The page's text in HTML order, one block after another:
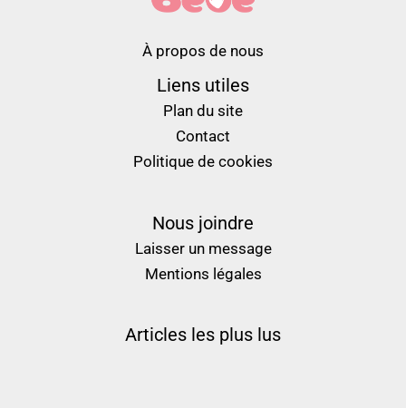
À propos de nous
Liens utiles
Plan du site
Contact
Politique de cookies
Nous joindre
Laisser un message
Mentions légales
Articles les plus lus